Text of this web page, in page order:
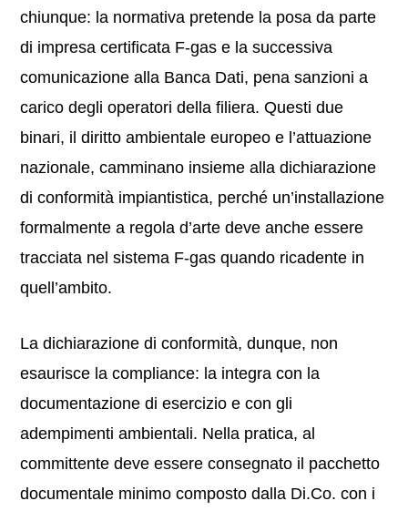
chiunque: la normativa pretende la posa da parte
di impresa certificata F-gas e la successiva
comunicazione alla Banca Dati, pena sanzioni a
carico degli operatori della filiera. Questi due
binari, il diritto ambientale europeo e l’attuazione
nazionale, camminano insieme alla dichiarazione
di conformità impiantistica, perché un’installazione
formalmente a regola d’arte deve anche essere
tracciata nel sistema F-gas quando ricadente in
quell’ambito.
La dichiarazione di conformità, dunque, non
esaurisce la compliance: la integra con la
documentazione di esercizio e con gli
adempimenti ambientali. Nella pratica, al
committente deve essere consegnato il pacchetto
documentale minimo composto dalla Di.Co. con i